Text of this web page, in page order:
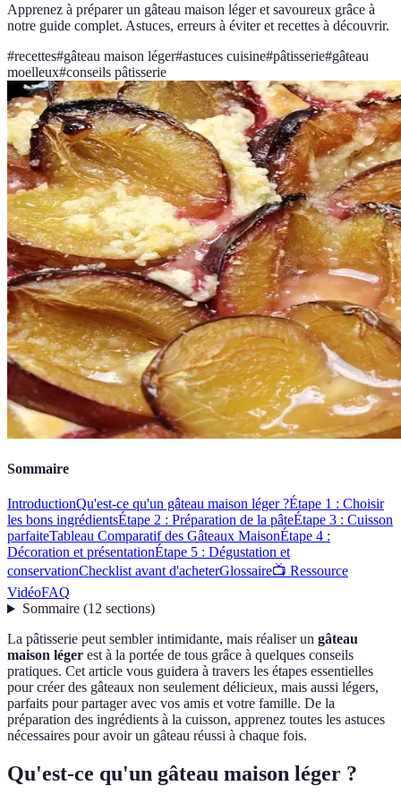
Apprenez à préparer un gâteau maison léger et savoureux grâce à
notre guide complet. Astuces, erreurs à éviter et recettes à découvrir.
#recettes#gâteau maison léger#astuces cuisine#pâtisserie#gâteau
moelleux#conseils pâtisserie
Sommaire
IntroductionQu'est-ce qu'un gâteau maison léger ?Étape 1 : Choisir
les bons ingrédientsÉtape 2 : Préparation de la pâteÉtape 3 : Cuisson
parfaiteTableau Comparatif des Gâteaux MaisonÉtape 4 :
Décoration et présentationÉtape 5 : Dégustation et
conservationChecklist avant d'acheterGlossaire📺 Ressource
VidéoFAQ
Sommaire(12 sections)
La pâtisserie peut sembler intimidante, mais réaliser un gâteau
maison léger est à la portée de tous grâce à quelques conseils
pratiques. Cet article vous guidera à travers les étapes essentielles
pour créer des gâteaux non seulement délicieux, mais aussi légers,
parfaits pour partager avec vos amis et votre famille. De la
préparation des ingrédients à la cuisson, apprenez toutes les astuces
nécessaires pour avoir un gâteau réussi à chaque fois.
Qu'est-ce qu'un gâteau maison léger ?